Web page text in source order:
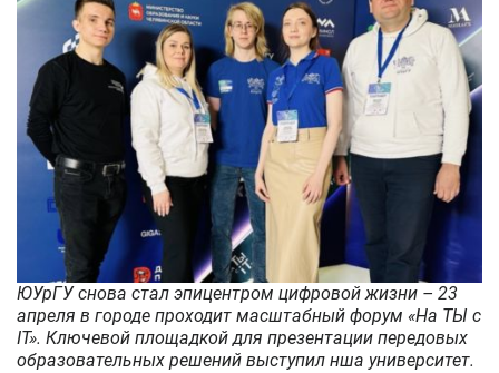
работе
с
нейросетями
ЮУрГУ снова стал эпицентром цифровой жизни – 23
апреля в городе проходит масштабный форум «На ТЫ с
IT». Ключевой площадкой для презентации передовых
образовательных решений выступил нша университет.